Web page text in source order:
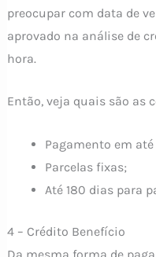
preocupar com data de
aprovado na análise de
hora.
Então, veja quais são as
Pagamento em
Parcelas fixas;
Até 180 dias para
4 – Crédito Benefício